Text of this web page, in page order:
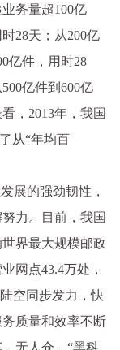
务量超100亿
28天；从200亿
亿件，用时28
亿件到600亿
，2013年，我国
从“年均百
展的强劲韧性，
力。目前，我国
界最大规模邮政
网点43.4万处，
空同步发力，快
质量和效率不断
无人仓，“黑科